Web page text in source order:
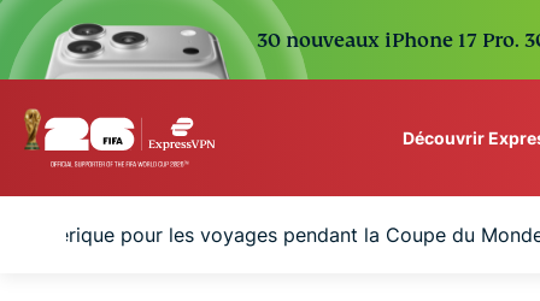
30 nouveaux iPhone 17
Découvrir
VPN protection for
numérique pour les voyages pendant la Coupe du